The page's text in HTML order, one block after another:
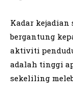
Kadar kejadian
bergantung
aktiviti
adalah tinggi
sekeliling